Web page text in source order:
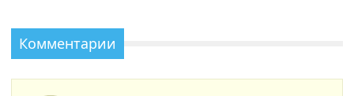
Комментарии